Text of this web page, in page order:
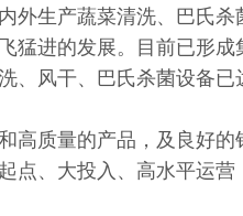
外生产蔬菜清洗、巴氏
猛进的发展。目前已形
、风干、巴氏杀菌设备
高质量的产品，及良好
点、大投入、高水平运